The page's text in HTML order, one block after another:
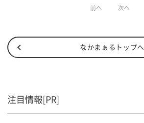
前へ 次へ
なかまぁるトップへ
注目情報[PR]